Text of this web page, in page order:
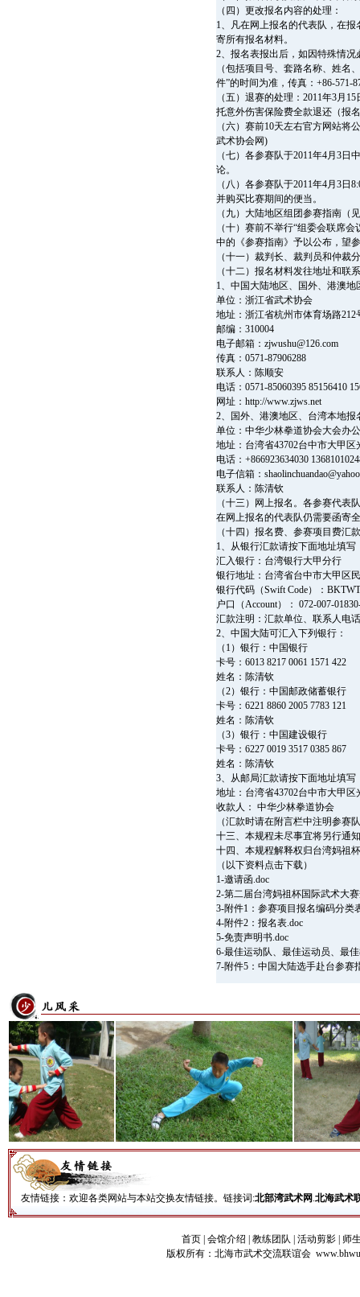
（四）更改报名内容的处理：
1、凡在网上报名的代表队，在
寄所有报名材料。
2、报名表报出后，如因特殊情
（包括项目号、套路名称、姓名
件”的时间为准，传真：+86-571-
（五）退赛的处理：2011年3月
托意外伤害保险费全款退还（报
（六）赛前10天左右官方网站将
武术协会网)
（七）各参赛队于2011年4月3日
论。
（八）各参赛队于2011年4月3
并购买比赛期间的便当。
（九）大陆地区组团参赛指南（
（十）赛前不举行“组委会联席
中的《参赛指南》予以公布，望
（十一）裁判长、裁判员和仲裁
（十二）报名材料发往地址和联
1、中国大陆地区、国外、港澳地
单位：浙江省武术协会
地址：浙江省杭州市体育场路212
邮编：310004
电子邮箱： zjwushu@126.com
传真：0571-87906288
联系人：陈顺安
电话：0571-85060395 85156410
网址：http://www.zjws.net
2、国外、港澳地区、台湾本地报
单位：中华少林拳道协会大会办
地址：台湾省43702台中市大甲区
电话：+866923634030
电子信箱：
联系人：陈清钦
（十三）网上报名。各参赛代表
在网上报名的代表队仍需要函寄
（十四）报名费、参赛项目费汇
1、从银行汇款请按下面地址填写
汇入银行：台湾银行大甲分行
银行地址：台湾省台中市大甲区
银行代码（Swift Code）：
户口（Account）： 072-007-
汇款注明：汇款单位、联系人电
2、中国大陆可汇入下列银行：
（1）银行：中国银行
卡号：6013 8217 0061 1571 422
姓名：陈清钦
（2）银行：中国邮政储蓄银行
卡号：6221 8860 2005 7783 121
姓名：陈清钦
（3）银行：中国建设银行
卡号：6227 0019 3517 0385 867
姓名：陈清钦
3、从邮局汇款请按下面地址填写
地址：台湾省43702台中市大甲区
收款人： 中华少林拳道协会
（汇款时请在附言栏中注明参赛
十三、本规程未尽事宜将另行通
十四、本规程解释权归台湾妈祖
（以下资料点击下载）
1-邀请函.doc
2-第二届台湾妈祖杯国际武术大赛
3-附件1：参赛项目报名编码分类
4-附件2：报名表.doc
5-免责声明书.doc
6-最佳运动队、最佳运动员、最
7-附件5：中国大陆选手赴台参赛
友情链接：欢迎各类网站与本站交换友情链接。链接词:北部湾武术网 .北海武术
首页 会馆介绍 教练团队 活动剪影
师
版权所有： 北海市武术交流联谊会